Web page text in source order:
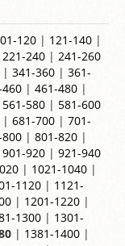
120 | 121-140 |
221-240 | 241-260
| 341-360 | 361-
| 461-480 |
561-580 | 581-600
| 681-700 | 701-
| 801-820 |
901-920 | 921-940
| 1021-1040 |
1120 | 1121-
| 1201-1220 |
1300 | 1301-
| 1381-1400 |